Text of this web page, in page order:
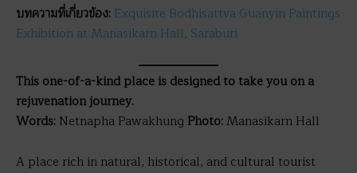
บทความที่เกี่ยวข้อง: Exquisite Bodhisattva Guanyin Paintings
Exhibition at Manasikarn Hall, Saraburi
This one-of-a-kind place is designed to take you on a
rejuvenation journey.
Words: Netnapha Pawakhung Photo:Manasikarn Hall
A place rich in natural, historical, and cultural tourist